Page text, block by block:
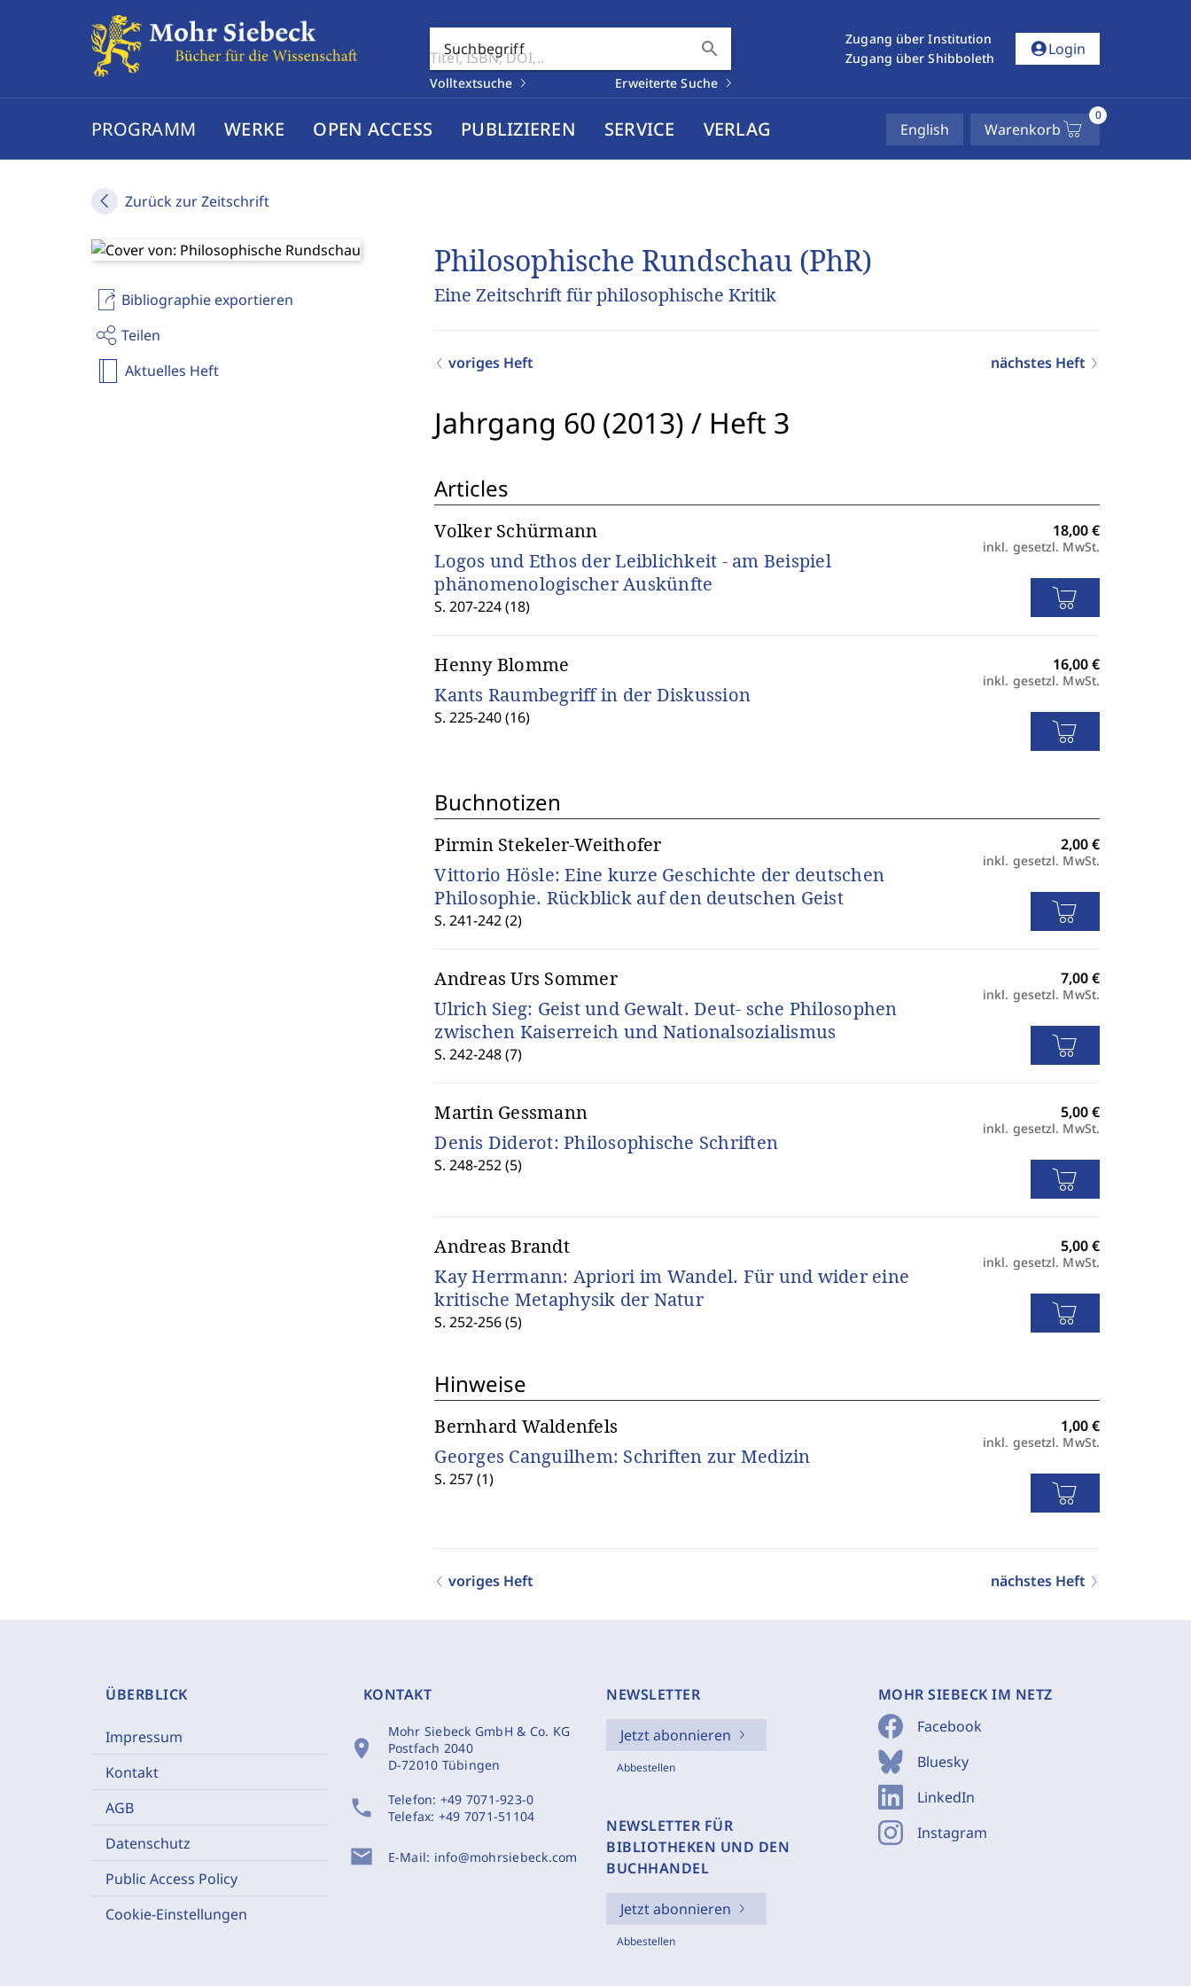
Suchbegriff search
Volltextsuche Erweiterte Suche
Zugang über Institution
Zugang über Shibboleth
account_circleLogin
PROGRAMM WERKE OPEN ACCESS PUBLIZIEREN SERVICE VERLAG English Warenkorb
0
Zurück zur Zeitschrift
Bibliographie exportieren
Teilen
Aktuelles Heft
Philosophische Rundschau (PhR)
Eine Zeitschrift für philosophische Kritik
voriges Heft nächstes Heft
Jahrgang 60 (2013) / Heft 3
Articles
Volker Schürmann
Logos und Ethos der Leiblichkeit - am Beispiel
phänomenologischer Auskünfte
S. 207-224 (18)
inkl. gesetzl. MwSt.
Henny Blomme
Kants Raumbegriff in der Diskussion
S. 225-240 (16)
inkl. gesetzl. MwSt.
Buchnotizen
Pirmin Stekeler-Weithofer
Vittorio Hösle: Eine kurze Geschichte der deutschen
Philosophie. Rückblick auf den deutschen Geist
S. 241-242 (2)
inkl. gesetzl. MwSt.
Andreas Urs Sommer
Ulrich Sieg: Geist und Gewalt. Deut- sche Philosophen
zwischen Kaiserreich und Nationalsozialismus
S. 242-248 (7)
inkl. gesetzl. MwSt.
Martin Gessmann
Denis Diderot: Philosophische Schriften
S. 248-252 (5)
inkl. gesetzl. MwSt.
Andreas Brandt
Kay Herrmann: Apriori im Wandel. Für und wider eine
kritische Metaphysik der Natur
S. 252-256 (5)
inkl. gesetzl. MwSt.
Hinweise
Bernhard Waldenfels
Georges Canguilhem: Schriften zur Medizin
S. 257 (1)
inkl. gesetzl. MwSt.
voriges Heft nächstes Heft
ÜBERBLICK
Impressum
Kontakt
AGB
Datenschutz
Public Access Policy
Cookie-Einstellungen
KONTAKT
location_on
Mohr Siebeck GmbH & Co. KG
Postfach 2040
D-72010 Tübingen
phone Telefon: +49 7071-923-0
Telefax: +49 7071-51104
mail E-Mail: info@mohrsiebeck.com
NEWSLETTER
Jetzt abonnieren
Abbestellen
NEWSLETTER FÜR
BIBLIOTHEKEN UND DEN
BUCHHANDEL
Jetzt abonnieren
Abbestellen
MOHR SIEBECK IM NETZ
Facebook
Bluesky
LinkedIn
Instagram